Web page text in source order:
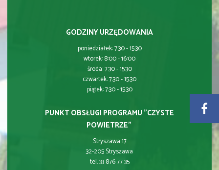
GODZINY URZĘDOWANIA
poniedziałek: 7:30 - 15:30
wtorek: 8:00 - 16:00
środa: 7:30 - 15:30
czwartek: 7:30 - 15:30
piątek: 7:30 - 15:30
PUNKT OBSŁUGI PROGRAMU "CZYSTE
POWIETRZE"
Stryszawa 17
32-205 Stryszawa
tel. 33 876 77 35